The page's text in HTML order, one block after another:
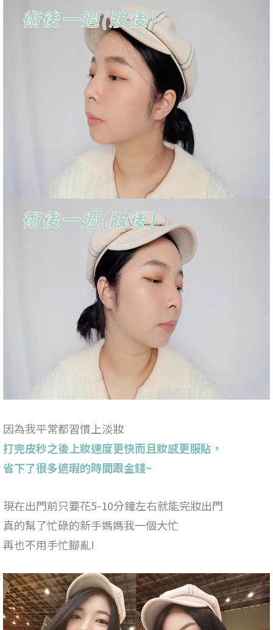
因為我平常都習慣上淡妝
打完皮秒之後上妝速度更快而且妝感更服貼，
省下了很多遮瑕的時間跟金錢~
現在出門前只要花5-10分鐘左右就能完妝出門
真的幫了忙碌的新手媽媽我一個大忙
再也不用手忙腳亂!